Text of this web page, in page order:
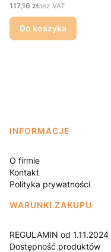
Cena
117,16 złbez VAT
Do koszyka
Linki w stopce
INFORMACJE
O firmie
Kontakt
Polityka prywatności
WARUNKI ZAKUPU
REGULAMIN od 1.11.2024
Dostępność produktów